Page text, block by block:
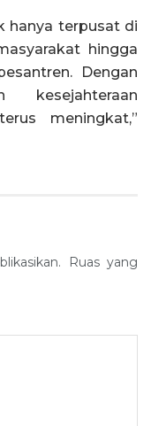
hanya terpusat di
hingga
Dengan
kesejahteraan
meningkat,”
Ruas yang